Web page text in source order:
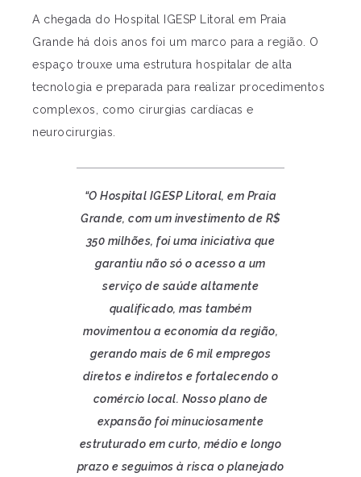
A chegada do Hospital IGESP Litoral em Praia
Grande há dois anos foi um marco para a região. O
espaço trouxe uma estrutura hospitalar de alta
tecnologia e preparada para realizar procedimentos
complexos, como cirurgias cardíacas e
neurocirurgias.
“O Hospital IGESP Litoral, em Praia
Grande, com um investimento de R$
350 milhões, foi uma iniciativa que
garantiu não só o acesso a um
serviço de saúde altamente
qualificado, mas também
movimentou a economia da região,
gerando mais de 6 mil empregos
diretos e indiretos e fortalecendo o
comércio local. Nosso plano de
expansão foi minuciosamente
estruturado em curto, médio e longo
prazo e seguimos à risca o planejado